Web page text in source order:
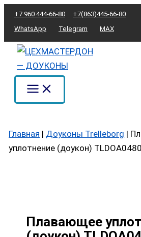
Перейти
содержимому
+7 960 444-66-80
+7(863)445-66-80
WhatsApp
Telegram MAX
Главная | Доуконы Trelleborg |
уплотнение (доукон)
Плавающее
Количество
Плавающее
уплотнение
(доукон)
TLDOA0480-
2FP00
Trelleborg